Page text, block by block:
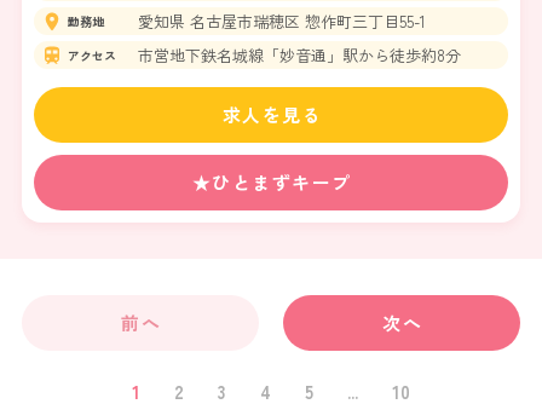
勤務地 愛知県 名古屋市瑞穂区 惣作町三丁目55-1
アクセス 市営地下鉄名城線「妙音通」駅から徒歩約8分
★ひとまずキープ
求人を見る
前へ
1 2 3 4 5 ... 10
次へ